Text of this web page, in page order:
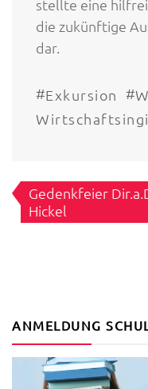
stellte eine
die zukünftige
dar.
#Exkursion #
Gedenkfeier
Hickel
ANMELDUNG